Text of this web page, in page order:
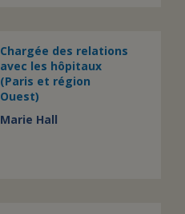
Chargée des relations
avec les hôpitaux
(Paris et région
Ouest)
Marie Hall